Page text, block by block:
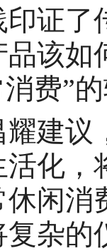
了
该如
费”
议
化，
闲消
杂的